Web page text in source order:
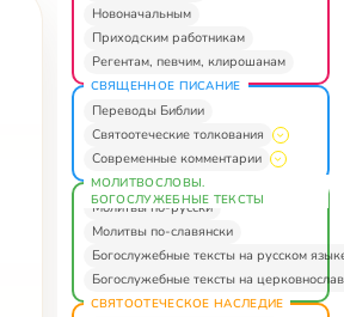
Новоначальным
Приходским работникам
Регентам, певчим, клирошанам
СВЯЩЕННОЕ ПИСАНИЕ
Переводы Библии
Святоотеческие толкования
Современные комментарии
МОЛИТВОСЛОВЫ.
БОГОСЛУЖЕБНЫЕ ТЕКСТЫ
Молитвы по-русски
Молитвы по-славянски
Богослужебные тексты на русском
Богослужебные тексты на
СВЯТООТЕЧЕСКОЕ НАСЛЕДИЕ